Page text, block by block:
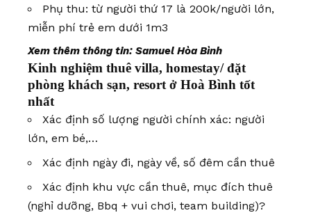
Phụ thu: từ người thứ 17 là 200k/người lớn,
miễn phí trẻ em dưới 1m3
Xem thêm thông tin: Samuel Hòa Bình
Kinh nghiệm thuê villa, homestay/ đặt
phòng khách sạn, resort ở Hoà Bình tốt
nhất
Xác định số lượng người chính xác: người
lớn, em bé,…
Xác định ngày đi, ngày về, số đêm cần thuê
Xác định khu vực cần thuê, mục đích thuê
(nghỉ dưỡng, Bbq + vui chơi, team building)?